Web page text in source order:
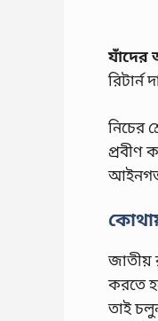
যাঁদের
রিটার্ন
নিচের
প্রবীণ
আইনগত
জাতীয়
করতে
তাই